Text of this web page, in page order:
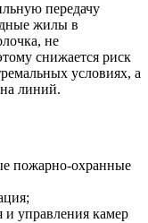
передачу
жилы в
не
снижается риск
условиях, а
линий.
пожарно-охранные
управления камер